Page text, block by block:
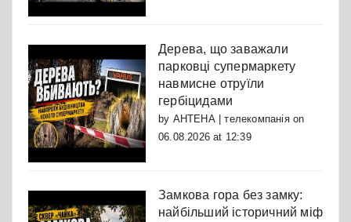
Дерева, що заважали
парковці супермаркету
навмисне отруїли
гербіцидами
by АНТЕНА | телекомпаніяon
06.08.2026 at 12:39
Замкова гора без замку:
найбільший історичний міф